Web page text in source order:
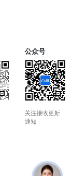
公众号
关注接收更新
通知